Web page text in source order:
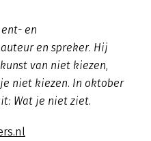
en
en spreker. Hij
van niet kiezen,
niet kiezen. In oktober
Wat je niet ziet.